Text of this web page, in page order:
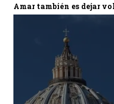
Amar también es dejar